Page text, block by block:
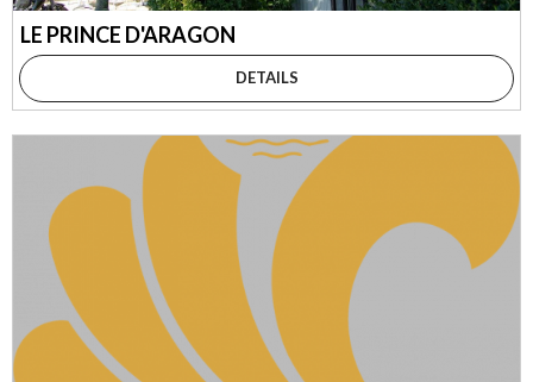
LE PRINCE D'ARAGON
DETAILS